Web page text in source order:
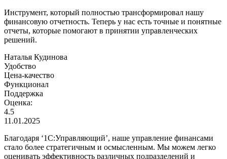
Инструмент, который полностью трансформировал нашу
финансовую отчетность. Теперь у нас есть точные и понятные
отчеты, которые помогают в принятии управленческих
решений.
Наталья Кудинова
Удобство
Цена-качество
Функционал
Поддержка
Оценка:
4.5
11.01.2025
Благодаря ‘1С:Управляющий’, наше управление финансами
стало более стратегичным и осмысленным. Мы можем легко
оценивать эффективность различных подразделений и